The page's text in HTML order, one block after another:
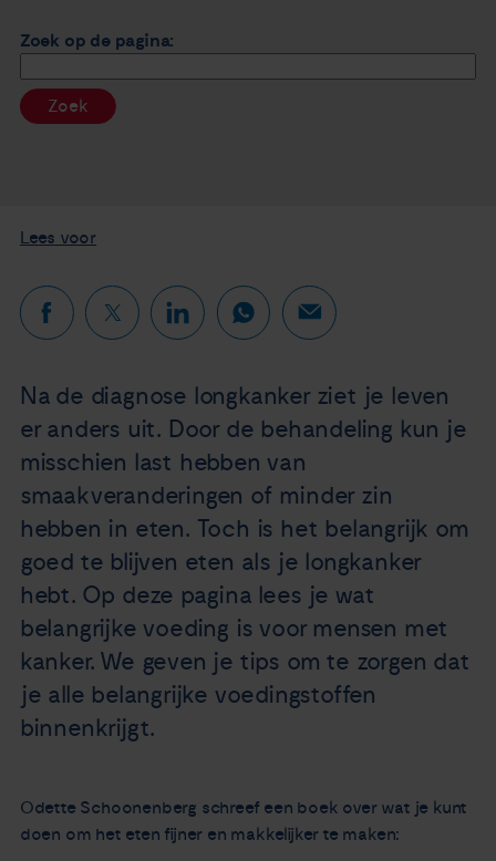
Nieuws
Agenda
Contact
Zoek op de pagina:
Zoek
Lees voor
Na de diagnose longkanker ziet je leven
er anders uit. Door de behandeling kun je
misschien last hebben van
smaakveranderingen of minder zin
hebben in eten. Toch is het belangrijk om
goed te blijven eten als je longkanker
hebt. Op deze pagina lees je wat
belangrijke voeding is voor mensen met
kanker. We geven je tips om te zorgen dat
je alle belangrijke voedingstoffen
binnenkrijgt.
Odette Schoonenberg schreef een boek over wat je kunt
doen om het eten fijner en makkelijker te maken: